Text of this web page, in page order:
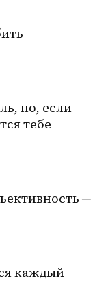
но, если
тебе
─
каждый